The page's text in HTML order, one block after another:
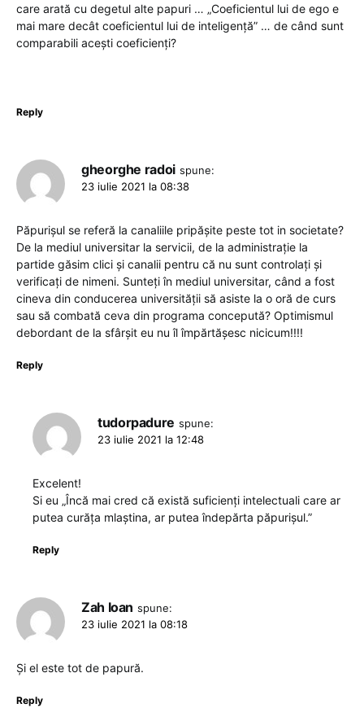
care arată cu degetul alte papuri … „Coeficientul lui de ego e
mai mare decât coeficientul lui de inteligență” … de când sunt
comparabili aceşti coeficienţi?
Reply
gheorghe radoi spune:
23 iulie 2021 la 08:38
Păpurișul se referă la canaliile pripășite peste tot in societate?
De la mediul universitar la servicii, de la administrație la
partide găsim clici și canalii pentru că nu sunt controlați și
verificați de nimeni. Sunteți în mediul universitar, când a fost
cineva din conducerea universității să asiste la o oră de curs
sau să combată ceva din programa concepută? Optimismul
debordant de la sfârșit eu nu îl împărtășesc nicicum!!!!
Reply
tudorpadure spune:
23 iulie 2021 la 12:48
Excelent!
Si eu „Încă mai cred că există suficienți intelectuali care ar
putea curăța mlaștina, ar putea îndepărta păpurișul.”
Reply
Zah Ioan spune:
23 iulie 2021 la 08:18
Și el este tot de papură.
Reply